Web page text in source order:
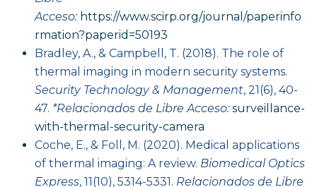
Acceso: https://www.scirp.org/journal/paperinfo
rmation?paperid=50193
Bradley, A., & Campbell, T. (2018). The role of
thermal imaging in modern security systems.
Security Technology & Management, 21(6), 40-
47. *Relacionados de Libre Acceso: surveillance-
with-thermal-security-camera
Coche, E., & Foll, M. (2020). Medical applications
of thermal imaging: A review. Biomedical Optics
Express, 11(10), 5314-5331. Relacionados de Libre